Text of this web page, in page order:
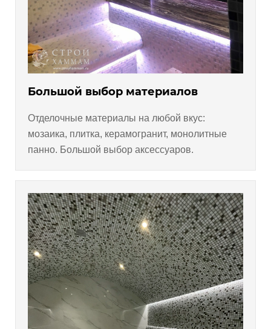
Большой выбор материалов
Отделочные материалы на любой вкус:
мозаика, плитка, керамогранит, монолитные
панно. Большой выбор аксессуаров.